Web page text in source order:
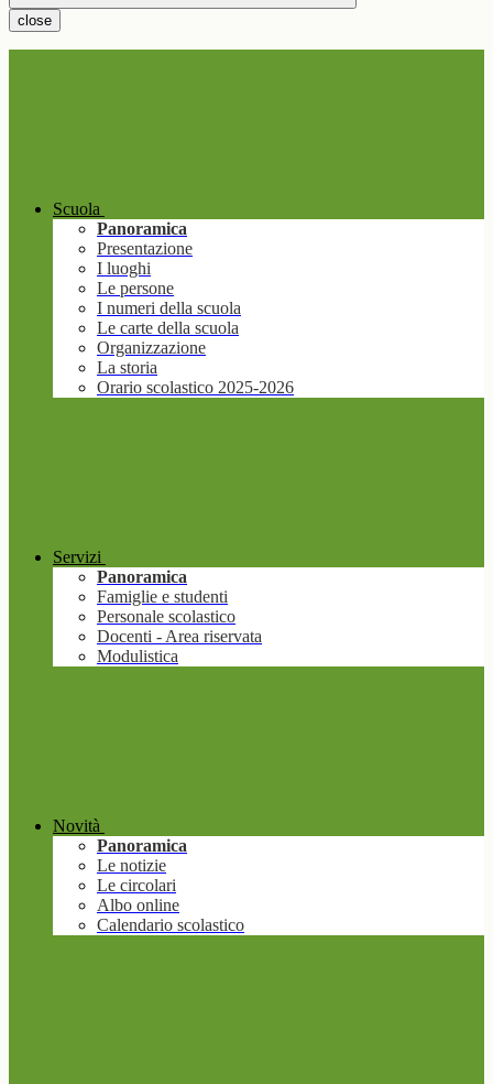
close
Scuola
Panoramica
Presentazione
I luoghi
Le persone
I numeri della scuola
Le carte della scuola
Organizzazione
La storia
Orario scolastico 2025-2026
Servizi
Panoramica
Famiglie e studenti
Personale scolastico
Docenti - Area riservata
Modulistica
Novità
Panoramica
Le notizie
Le circolari
Albo online
Calendario scolastico